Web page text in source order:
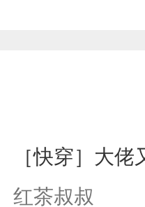
［快穿］大
红茶叔叔